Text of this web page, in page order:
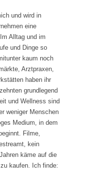
und wird in
eine
Alltag und im
und Dinge so
kaum noch
Arztpraxen,
haben ihr
grundlegend
und Wellness sind
weniger Menschen
Medium, in dem
Filme,
kein
käme auf die
kaufen. Ich finde: